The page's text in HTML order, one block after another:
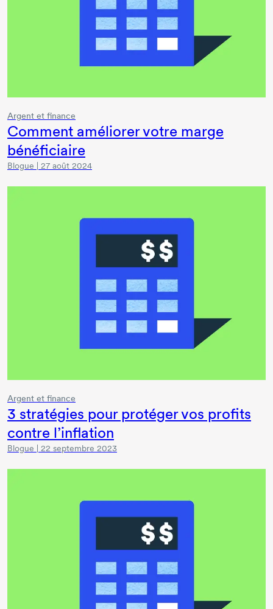
Argent et finance
Comment améliorer votre marge
bénéficiaire
Blogue | 27 août 2024
Argent et finance
3 stratégies pour protéger vos profits
contre l’inflation
Blogue | 22 septembre 2023